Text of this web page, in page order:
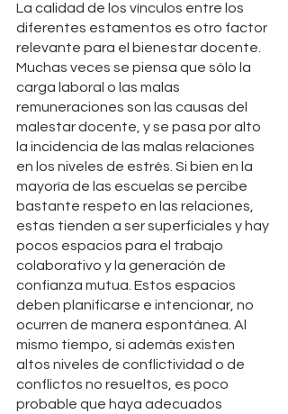
La calidad de los vínculos entre los
diferentes estamentos es otro factor
relevante para el bienestar docente.
Muchas veces se piensa que sólo la
carga laboral o las malas
remuneraciones son las causas del
malestar docente, y se pasa por alto
la incidencia de las malas relaciones
en los niveles de estrés. Si bien en la
mayoría de las escuelas se percibe
bastante respeto en las relaciones,
estas tienden a ser superficiales y hay
pocos espacios para el trabajo
colaborativo y la generación de
confianza mutua. Estos espacios
deben planificarse e intencionar, no
ocurren de manera espontánea. Al
mismo tiempo, si además existen
altos niveles de conflictividad o de
conflictos no resueltos, es poco
probable que haya adecuados